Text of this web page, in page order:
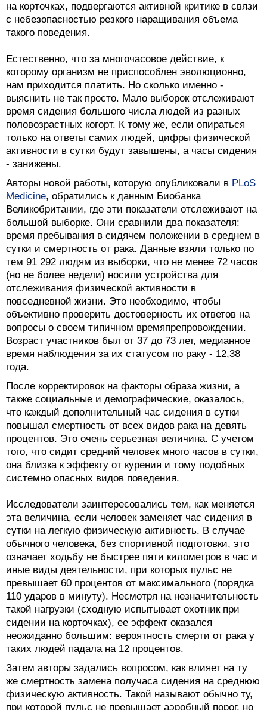
на корточках, подвергаются активной критике в связи
с небезопасностью резкого наращивания объема
такого поведения.
Естественно, что за многочасовое действие, к
которому организм не приспособлен эволюционно,
нам приходится платить. Но сколько именно -
выяснить не так просто. Мало выборок отслеживают
время сидения большого числа людей из разных
половозрастных когорт. К тому же, если опираться
только на ответы самих людей, цифры физической
активности в сутки будут завышены, а часы сидения
- занижены.
Авторы новой работы, которую опубликовали в PLoS
Medicine, обратились к данным Биобанка
Великобритании, где эти показатели отслеживают на
большой выборке. Они сравнили два показателя:
время пребывания в сидячем положении в среднем в
сутки и смертность от рака. Данные взяли только по
тем 91 292 людям из выборки, что не менее 72 часов
(но не более недели) носили устройства для
отслеживания физической активности в
повседневной жизни. Это необходимо, чтобы
объективно проверить достоверность их ответов на
вопросы о своем типичном времяпрепровождении.
Возраст участников был от 37 до 73 лет, медианное
время наблюдения за их статусом по раку - 12,38
года.
После корректировок на факторы образа жизни, а
также социальные и демографические, оказалось,
что каждый дополнительный час сидения в сутки
повышал смертность от всех видов рака на девять
процентов. Это очень серьезная величина. С учетом
того, что сидит средний человек много часов в сутки,
она близка к эффекту от курения и тому подобных
системно опасных видов поведения.
Исследователи заинтересовались тем, как меняется
эта величина, если человек заменяет час сидения в
сутки на легкую физическую активность. В случае
обычного человека, без спортивной подготовки, это
означает ходьбу не быстрее пяти километров в час и
иные виды деятельности, при которых пульс не
превышает 60 процентов от максимального (порядка
110 ударов в минуту). Несмотря на незначительность
такой нагрузки (сходную испытывает охотник при
сидении на корточках), ее эффект оказался
неожиданно большим: вероятность смерти от рака у
таких людей падала на 12 процентов.
Затем авторы задались вопросом, как влияет на ту
же смертность замена получаса сидения на среднюю
физическую активность. Такой называют обычно ту,
при которой пульс не превышает аэробный порог, но